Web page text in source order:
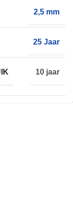
2,5 mm
25 Jaar
10 jaar